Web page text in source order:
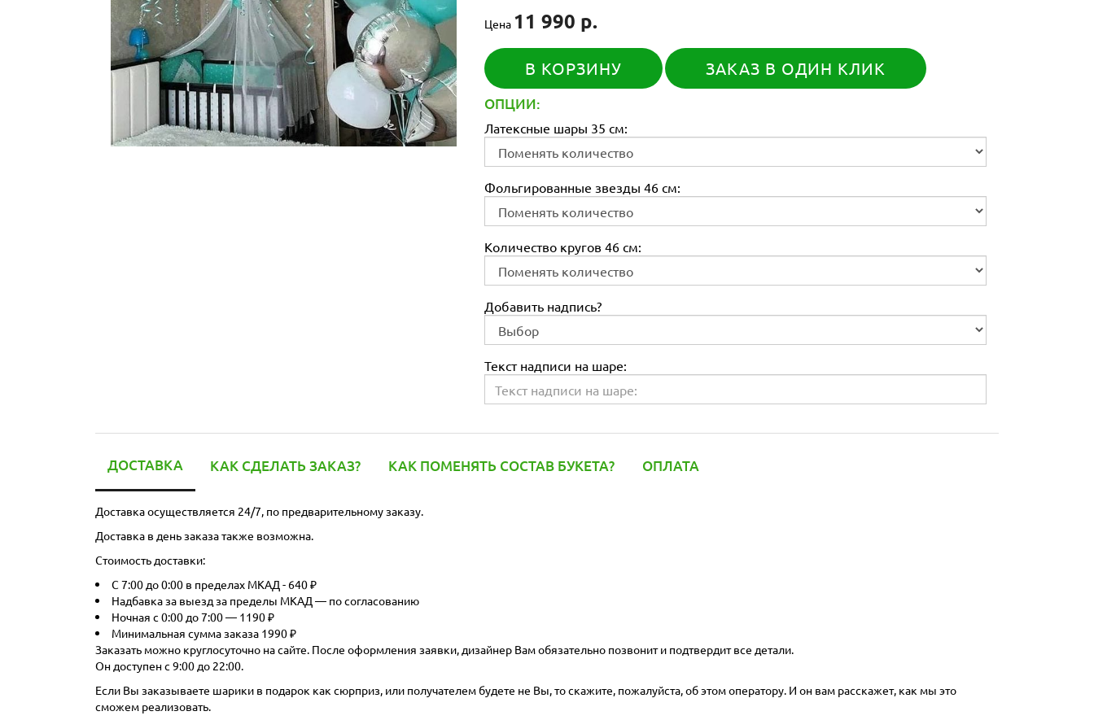
Цена 11 990 р.
В КОРЗИНУ ЗАКАЗ В ОДИН КЛИК
ОПЦИИ:
Латексные шары 35 см:
Фольгированные звезды 46 см:
Количество кругов 46 см:
Добавить надпись?
Текст надписи на шаре:
ДОСТАВКА КАК СДЕЛАТЬ ЗАКАЗ? КАК ПОМЕНЯТЬ СОСТАВ БУКЕТА? ОПЛАТА
Доставка осуществляется 24/7, по предварительному заказу.
Доставка в день заказа также возможна.
Стоимость доставки:
С 7:00 до 0:00 в пределах МКАД - 640 ₽
Надбавка за выезд за пределы МКАД — по согласованию
Ночная с 0:00 до 7:00 — 1190 ₽
Минимальная сумма заказа 1990 ₽
Заказать можно круглосуточно на сайте. После оформления заявки, дизайнер Вам обязательно позвонит и подтвердит все детали.
Он доступен с 9:00 до 22:00.
Если Вы заказываете шарики в подарок как сюрприз, или получателем будете не Вы, то скажите, пожалуйста, об этом оператору. И он вам расскажет, как мы это
сможем реализовать.